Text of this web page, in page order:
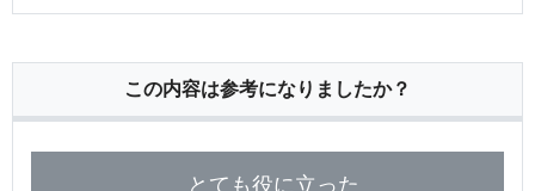
この内容は参考になりましたか？
とても役に立った